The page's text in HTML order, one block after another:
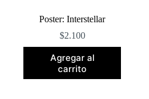
Poster: Interstellar
$2.100
Agregar al
carrito